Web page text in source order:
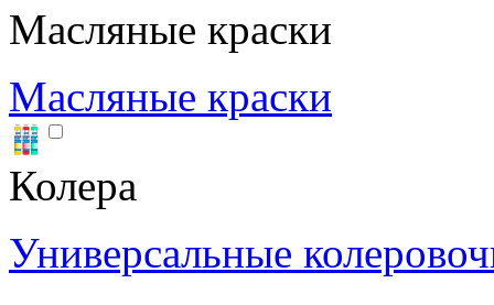
Масляные краски
Масляные краски
Колера
Универсальные